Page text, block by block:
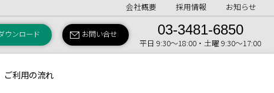
会社概要 採用情報 お知らせ
ウンロード お問い合せ 03-3481-6850
平日 9:30〜18:00・土曜 9:30〜17:00
ご利用の流れ